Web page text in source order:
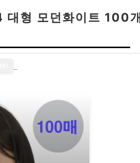
대형 모던화이트 100개